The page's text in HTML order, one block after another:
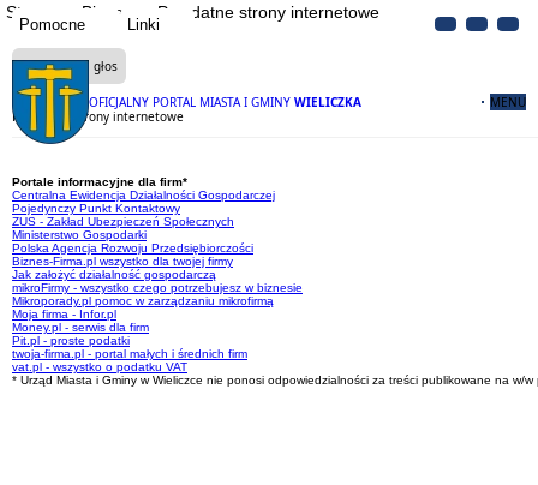
Pomocne Linki
OFICJALNY PORTAL MIASTA I GMINY WIELICZKA MENU
Strona Biznes Przydatne strony internetowe
Czytaj na głos
Przydatne strony internetowe
Portale informacyjne dla firm*
Centralna Ewidencja Działalności Gospodarczej
Pojedynczy Punkt Kontaktowy
ZUS - Zakład Ubezpieczeń Społecznych
Ministerstwo Gospodarki
Polska Agencja Rozwoju Przedsiębiorczości
Biznes-Firma.pl wszystko dla twojej firmy
Jak założyć działalność gospodarczą
mikroFirmy - wszystko czego potrzebujesz w biznesie
Mikroporady.pl pomoc w zarządzaniu mikrofirmą
Moja firma - Infor.pl
Money.pl - serwis dla firm
Pit.pl - proste podatki
twoja-firma.pl - portal małych i średnich firm
vat.pl - wszystko o podatku VAT
* Urząd Miasta i Gminy w Wieliczce nie ponosi odpowiedzialności za treści publikowane na w/w